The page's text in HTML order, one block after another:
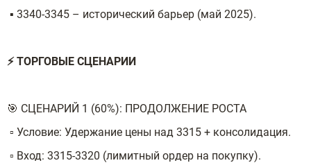
▪️ 3340-3345 – исторический барьер (май 2025).
⚡ ТОРГОВЫЕ СЦЕНАРИИ
🎯 СЦЕНАРИЙ 1 (60%): ПРОДОЛЖЕНИЕ РОСТА
▫️ Условие: Удержание цены над 3315 + консолидация.
▫️ Вход: 3315-3320 (лимитный ордер на покупку).